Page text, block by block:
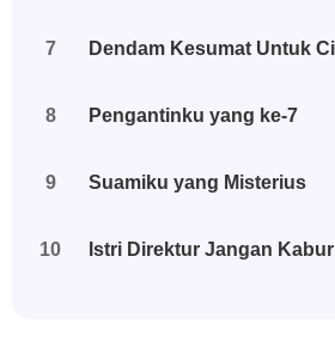
7
8 Pengantinku yang ke-7
9 Suamiku yang Misterius
10 Istri Direktur Jangan Kabur